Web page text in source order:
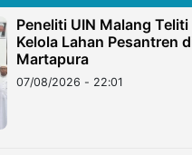
Peneliti UIN Malang Teliti
Kelola Lahan Pesantren
Martapura
07/08/2026 - 22:01